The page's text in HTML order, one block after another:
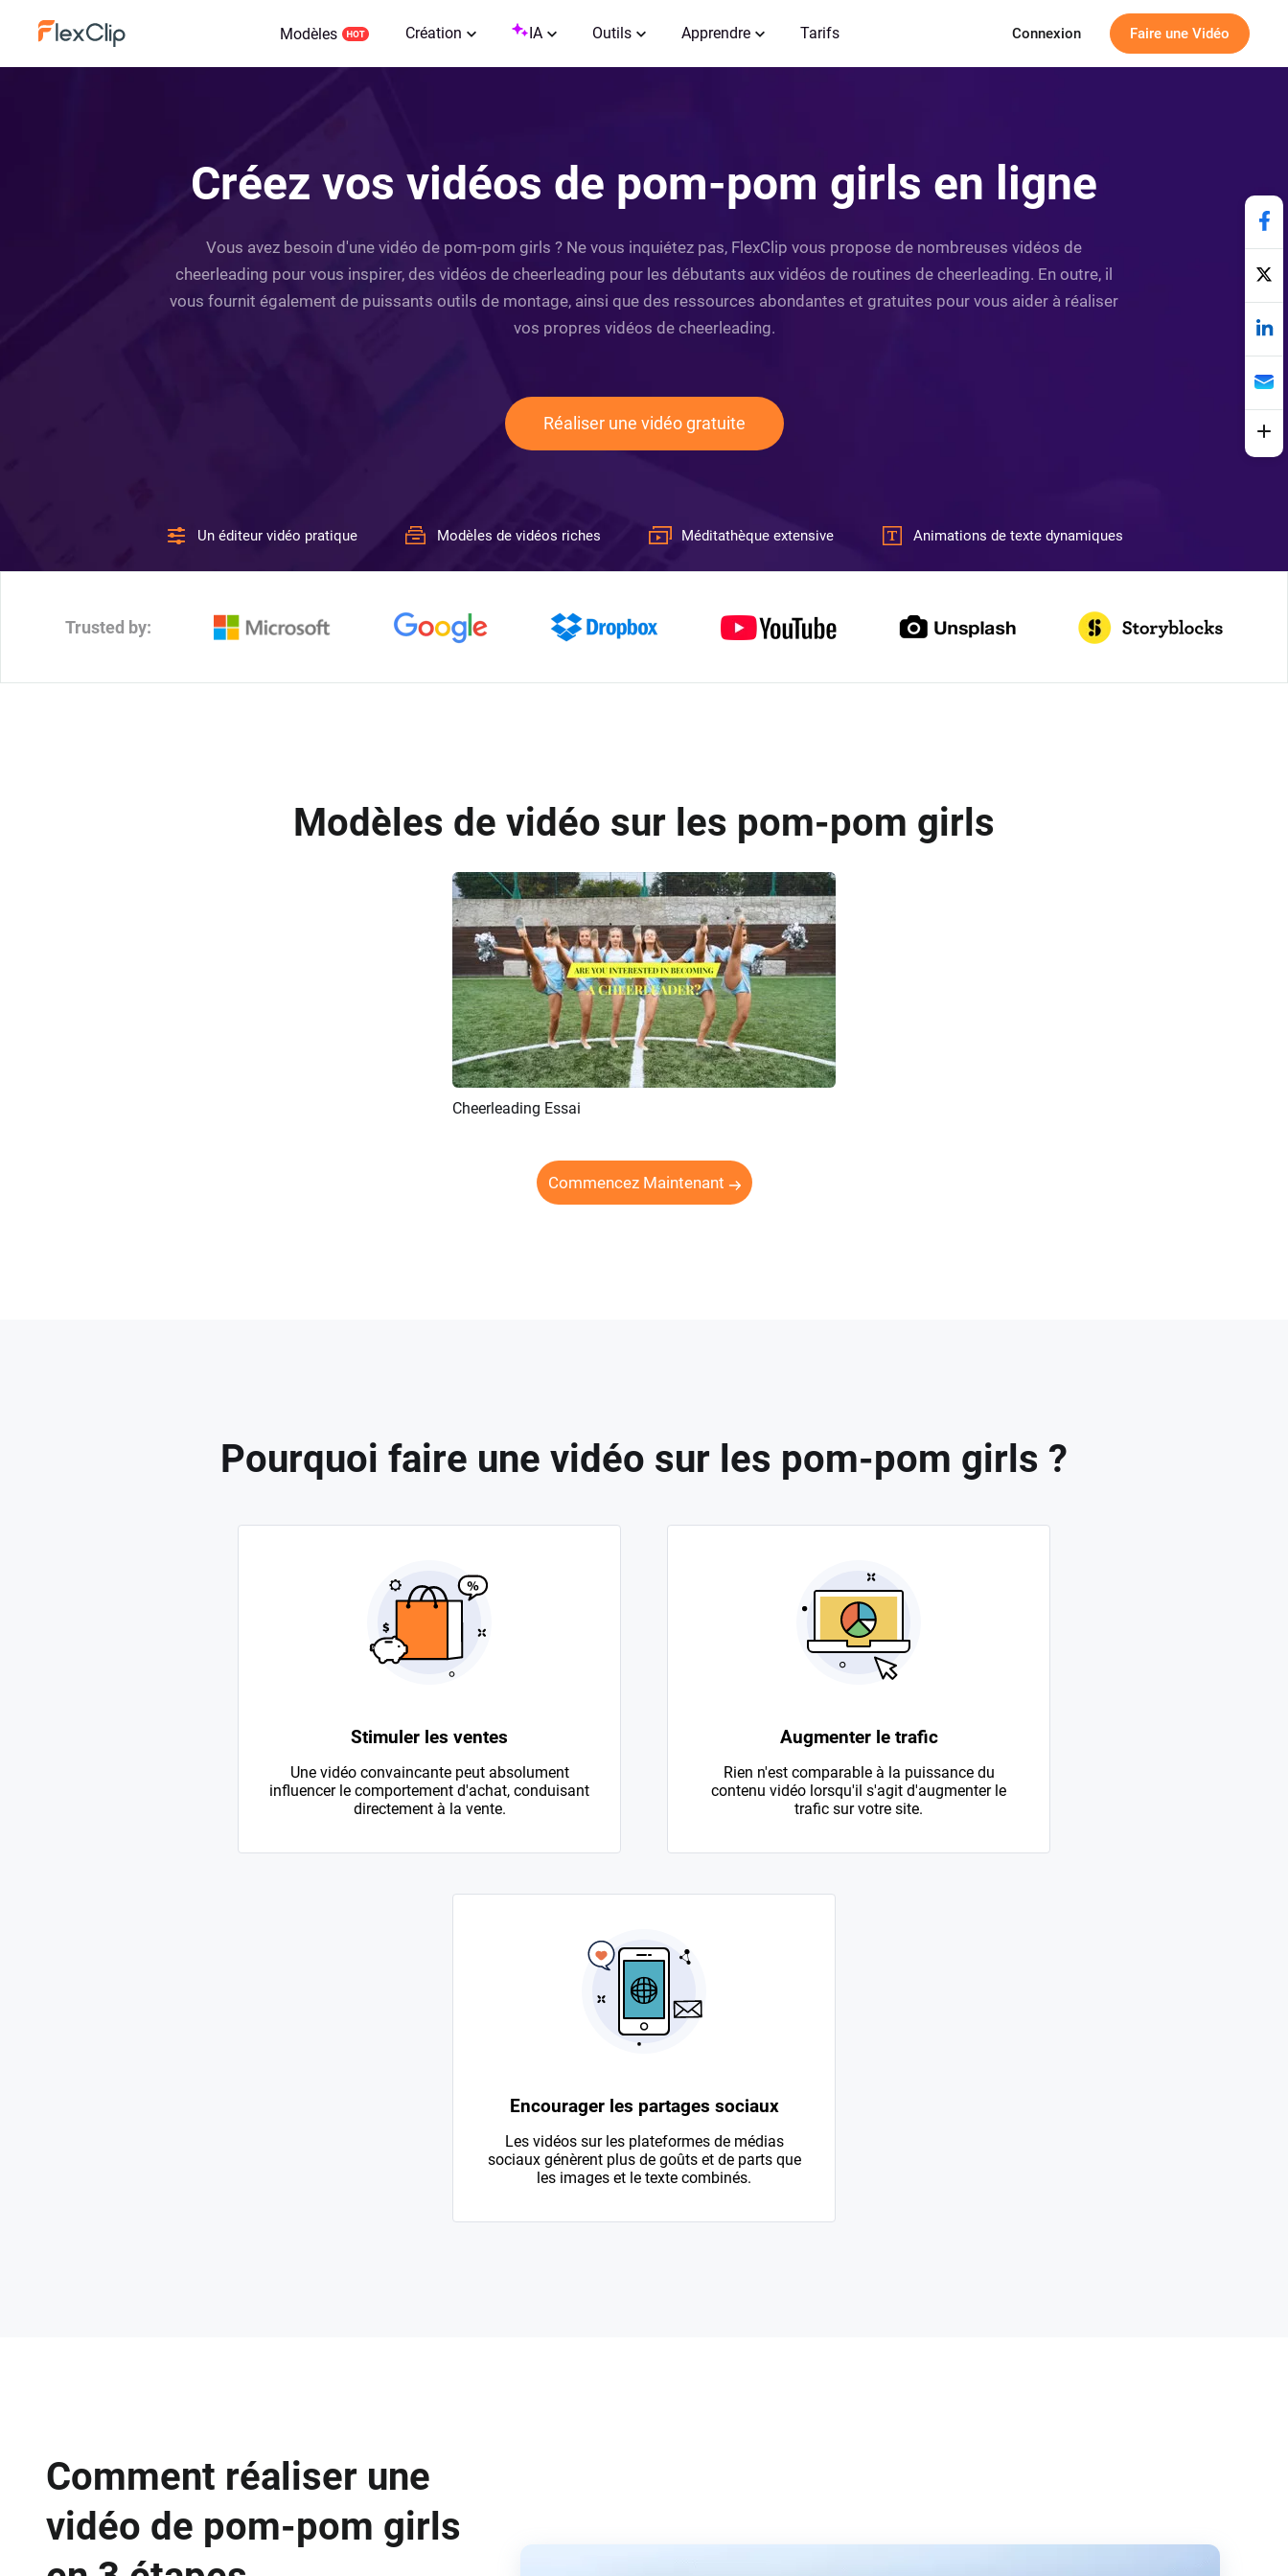
Modèles Création IA Outils Apprendre Tarifs Connexion Faire une Vidéo
Créez vos vidéos de pom-pom girls en ligne
Vous avez besoin d'une vidéo de pom-pom girls ? Ne vous inquiétez pas, FlexClip vous propose de nombreuses vidéos de
cheerleading pour vous inspirer, des vidéos de cheerleading pour les débutants aux vidéos de routines de cheerleading. En outre, il
vous fournit également de puissants outils de montage, ainsi que des ressources abondantes et gratuites pour vous aider à réaliser
vos propres vidéos de cheerleading.
Réaliser une vidéo gratuite
Un éditeur vidéo pratique Modèles de vidéos riches Méditathèque extensive Animations de texte dynamiques
Trusted by:
Modèles de vidéo sur les pom-pom girls
Cheerleading Essai
Commencez Maintenant
Pourquoi faire une vidéo sur les pom-pom girls ?
Stimuler les ventes
Une vidéo convaincante peut absolument
influencer le comportement d'achat, conduisant
directement à la vente.
Augmenter le trafic
Rien n'est comparable à la puissance du
contenu vidéo lorsqu'il s'agit d'augmenter le
trafic sur votre site.
Encourager les partages sociaux
Les vidéos sur les plateformes de médias
sociaux génèrent plus de goûts et de parts que
les images et le texte combinés.
Comment réaliser une
vidéo de pom-pom girls